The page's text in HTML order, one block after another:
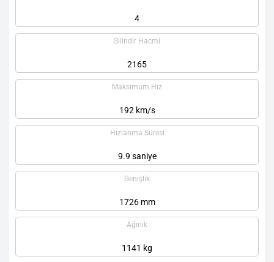
4
Silindir Hacmi
2165
Maksimum Hız
192 km/s
Hızlanma Süresi
9.9 saniye
Genişlik
1726 mm
Ağırlık
1141 kg